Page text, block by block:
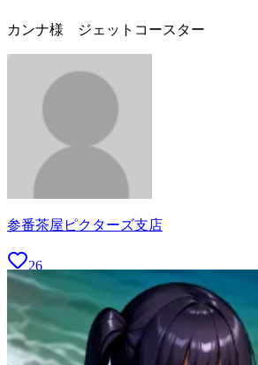
カンナ様 ジェットコースター
参番茶屋ピクターズ支店
26